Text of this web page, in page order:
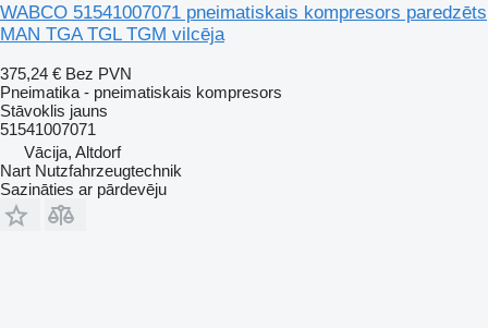
WABCO 51541007071 pneimatiskais kompresors paredzēts
MAN TGA TGL TGM vilcēja
375,24 € Bez PVN
Pneimatika - pneimatiskais kompresors
Stāvoklis jauns
51541007071
Vācija, Altdorf
Nart Nutzfahrzeugtechnik
Sazināties ar pārdevēju